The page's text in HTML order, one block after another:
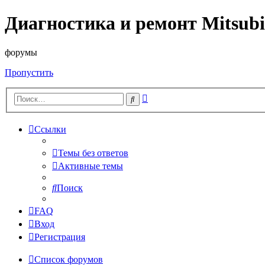
Диагностика и ремонт
форумы
Пропустить
Поиск
Ссылки
Темы без ответов
Активные темы
Поиск
FAQ
Вход
Регистрация
Список форумов